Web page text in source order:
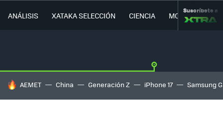
ANÁLISIS XATAKA SELECCIÓN CIENCIA MOVILIDAD
Suscríbete a
HOY SE HABLA DE
AEMET China Generación Z iPhone 17 Samsung